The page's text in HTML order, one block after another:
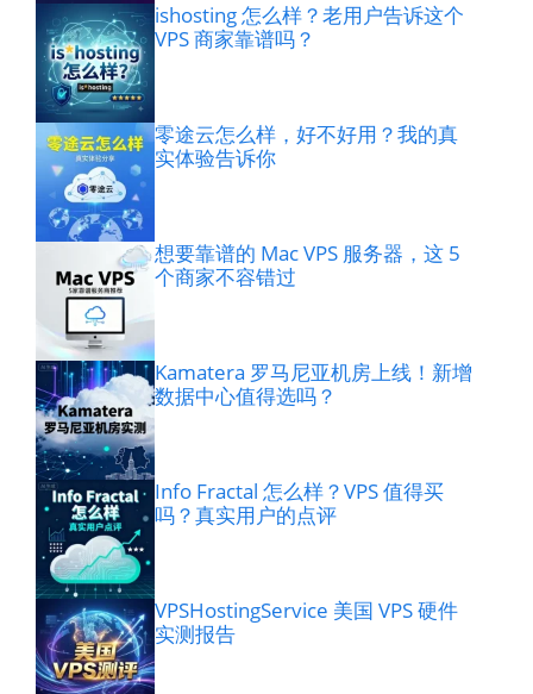
ishosting 怎么样？老用户告诉这个
VPS 商家靠谱吗？
零途云怎么样，好不好用？我的真
实体验告诉你
想要靠谱的 Mac VPS 服务器，这 5
个商家不容错过
Kamatera 罗马尼亚机房上线！新增
数据中心值得选吗？
Info Fractal 怎么样？VPS 值得买
吗？真实用户的点评
VPSHostingService 美国 VPS 硬件
实测报告